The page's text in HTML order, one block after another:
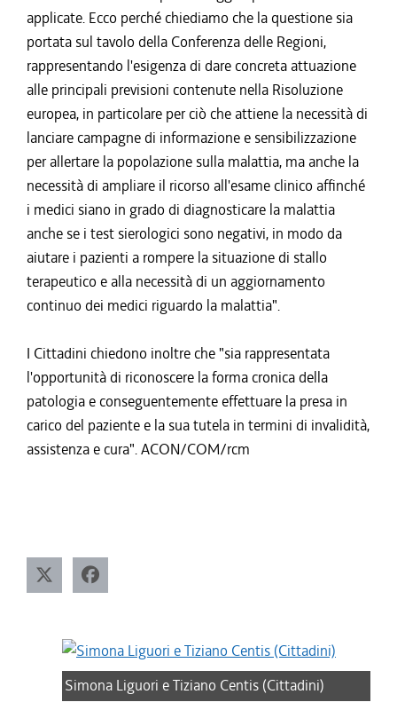
applicate. Ecco perché chiediamo che la questione sia
portata sul tavolo della Conferenza delle Regioni,
rappresentando l'esigenza di dare concreta attuazione
alle principali previsioni contenute nella Risoluzione
europea, in particolare per ciò che attiene la necessità di
lanciare campagne di informazione e sensibilizzazione
per allertare la popolazione sulla malattia, ma anche la
necessità di ampliare il ricorso all'esame clinico affinché
i medici siano in grado di diagnosticare la malattia
anche se i test sierologici sono negativi, in modo da
aiutare i pazienti a rompere la situazione di stallo
terapeutico e alla necessità di un aggiornamento
continuo dei medici riguardo la malattia".
I Cittadini chiedono inoltre che "sia rappresentata
l'opportunità di riconoscere la forma cronica della
patologia e conseguentemente effettuare la presa in
carico del paziente e la sua tutela in termini di invalidità,
assistenza e cura". ACON/COM/rcm
Simona Liguori e Tiziano Centis (Cittadini)